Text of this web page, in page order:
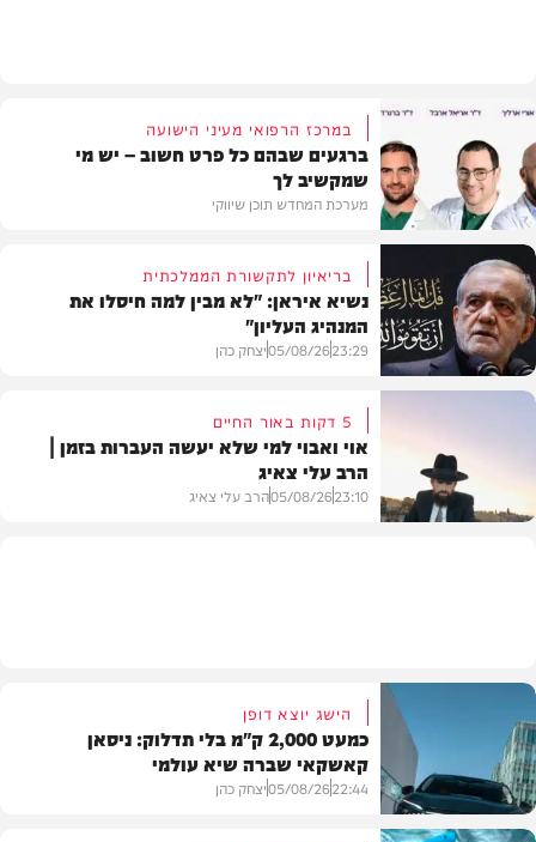
תוכן שיווקי
במרכז הרפואי מעיני הישועה
ברגעים שבהם כל פרט חשוב – יש מי
שמקשיב לך
מערכת המחדש תוכן שיווקי
בעולם
בריאיון לתקשורת הממלכתית
נשיא איראן: "לא מבין למה חיסלו את
המנהיג העליון"
23:29
05/08/26יצחק כהן
5 דקות באור החיים
אוי ואבוי למי שלא יעשה העברות בזמן |
הרב עלי צאיג
23:10
05/08/26הרב עלי צאיג
הישג יוצא דופן
כמעט 2,000 ק"מ בלי תדלוק: ניסאן
קאשקאי שברה שיא עולמי
22:44
05/08/26יצחק כהן